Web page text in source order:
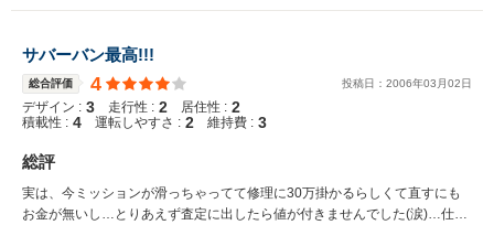
サバーバン最高!!!
総合評価 4 投稿日： 2006年03 月02日
デザイン : 3 走行性 : 2 居住性 : 2
積載性 : 4 運転しやすさ : 2 維持費 : 3
総評
実は、今ミッションが滑っちゃってて修理に30万掛かるらしくて直すにも
お金が無いし…とりあえず査定に出したら値が付きませんでした(涙)…仕方